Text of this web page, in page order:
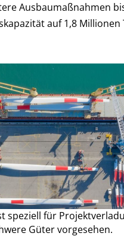
Ausbaumaßnahmen
auf 1,8 Millionen
speziell für
Güter vorgesehen.